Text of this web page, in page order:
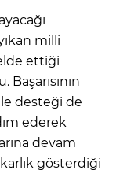
milli
ettiği
desteği de
ederek
devam
gösterdiği